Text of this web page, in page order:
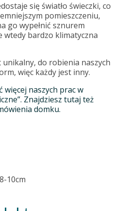
się światło świeczki, co
pomieszczeniu,
go wypełnić sznurem
wtedy bardzo klimatyczna
unikalny, do robienia naszych
więc każdy jest inny.
więcej naszych prac w
Znajdziesz tutaj też
domku.
10cm